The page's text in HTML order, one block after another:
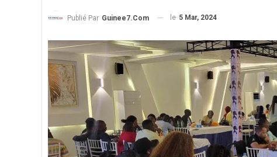
Publié Par Guinee7.com le 5 Mar, 2024